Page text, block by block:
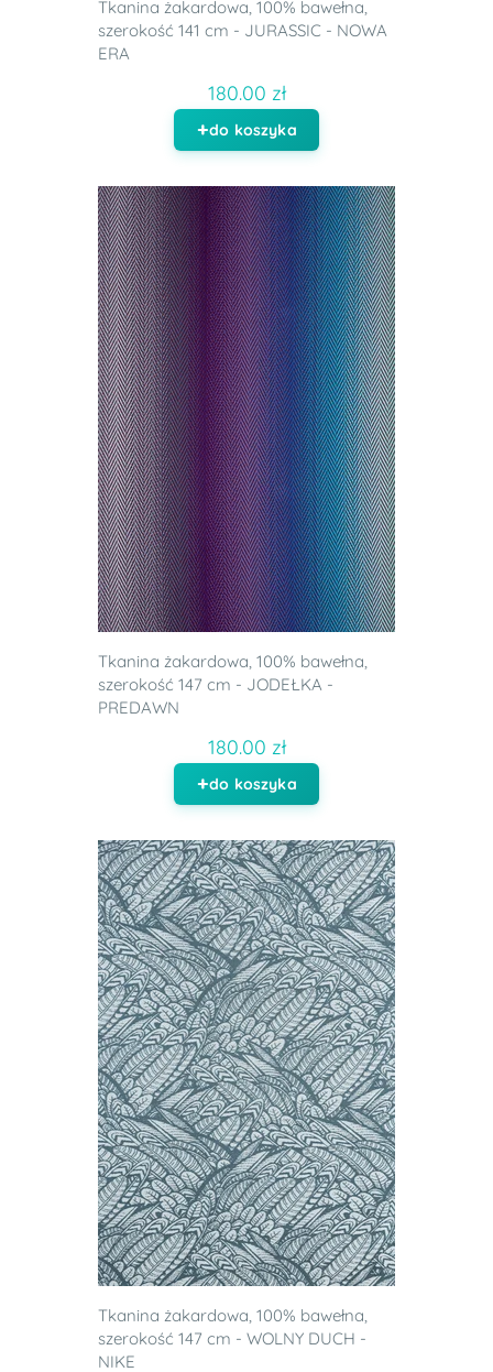
Tkanina żakardowa, 100% bawełna,
szerokość 141 cm - JURASSIC - NOWA
ERA
180.00 zł
do koszyka
Tkanina żakardowa, 100% bawełna,
szerokość 147 cm - JODEŁKA -
PREDAWN
180.00 zł
do koszyka
Tkanina żakardowa, 100% bawełna,
szerokość 147 cm - WOLNY DUCH -
NIKE